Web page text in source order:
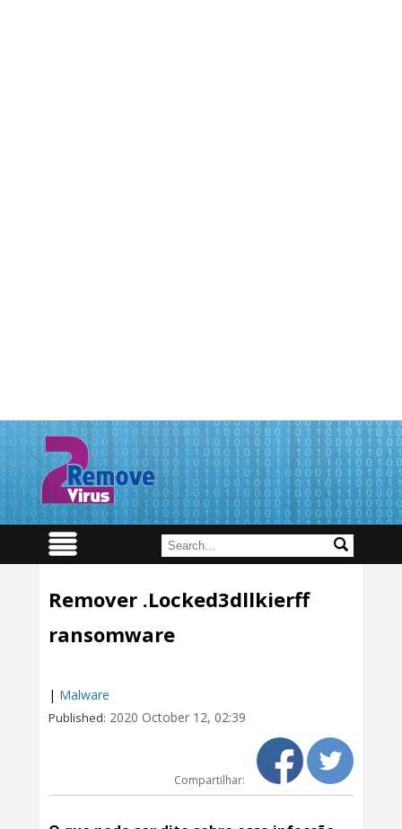
Remover .Locked3dllkierff
ransomware
| Malware
Published: 2020 October 12, 02:39
Compartilhar: